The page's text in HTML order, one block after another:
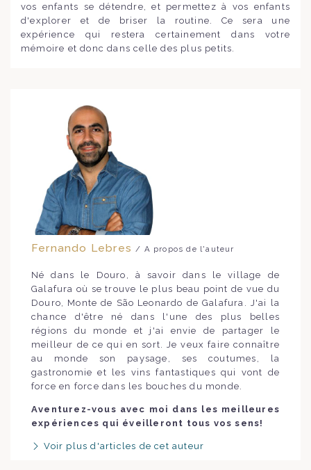
vos enfants se détendre, et permettez à vos enfants
d'explorer et de briser la routine. Ce sera une
expérience qui restera certainement dans votre
mémoire et donc dans celle des plus petits.
Fernando Lebres / A propos de l'auteur
Né dans le Douro, à savoir dans le village de
Galafura où se trouve le plus beau point de vue du
Douro, Monte de São Leonardo de Galafura. J'ai la
chance d'être né dans l'une des plus belles
régions du monde et j'ai envie de partager le
meilleur de ce qui en sort. Je veux faire connaître
au monde son paysage, ses coutumes, la
gastronomie et les vins fantastiques qui vont de
force en force dans les bouches du monde.
Aventurez-vous avec moi dans les meilleures
expériences qui éveilleront tous vos sens!
Voir plus d'articles de cet auteur